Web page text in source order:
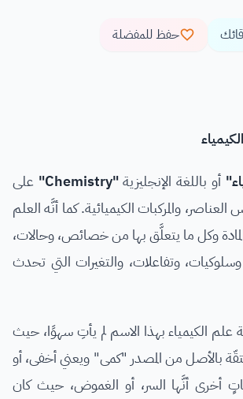
حفظ للمفضلة
أو باللغة الإنجليزية"Chemistry"
على
والمركبات الكيميائية. كما أنَّه العلم
وكل ما يتعلَّق بها من خصائص، وحالات،
وسلوكيات، وتفاعلات، والتغيرات التي تحدث
الكيمياء بهذا الاسم لم يأتِ سهوًا، حيث
بالأصل من المصدر "كمى" ويعني أخفى، أو
أخرى أنَّها السر، أو الغموض، حيث كان